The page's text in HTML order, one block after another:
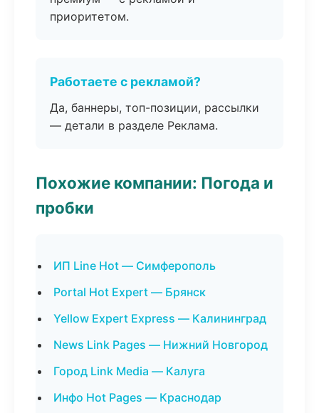
приоритетом.
Работаете с рекламой?
Да, баннеры, топ-позиции, рассылки
— детали в разделе Реклама.
Похожие компании: Погода и
пробки
ИП Line Hot — Симферополь
Portal Hot Expert — Брянск
Yellow Expert Express — Калининград
News Link Pages — Нижний Новгород
Город Link Media — Калуга
Инфо Hot Pages — Краснодар